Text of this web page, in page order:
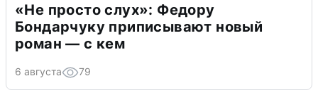
«Не просто слух»: Федору
Бондарчуку приписывают новый
роман — с кем
6 августа 79